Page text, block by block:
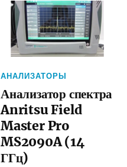
АНАЛИЗАТОРЫ
Анализатор спектра
Anritsu Field
Master Pro
MS2090A (14
ГГц)